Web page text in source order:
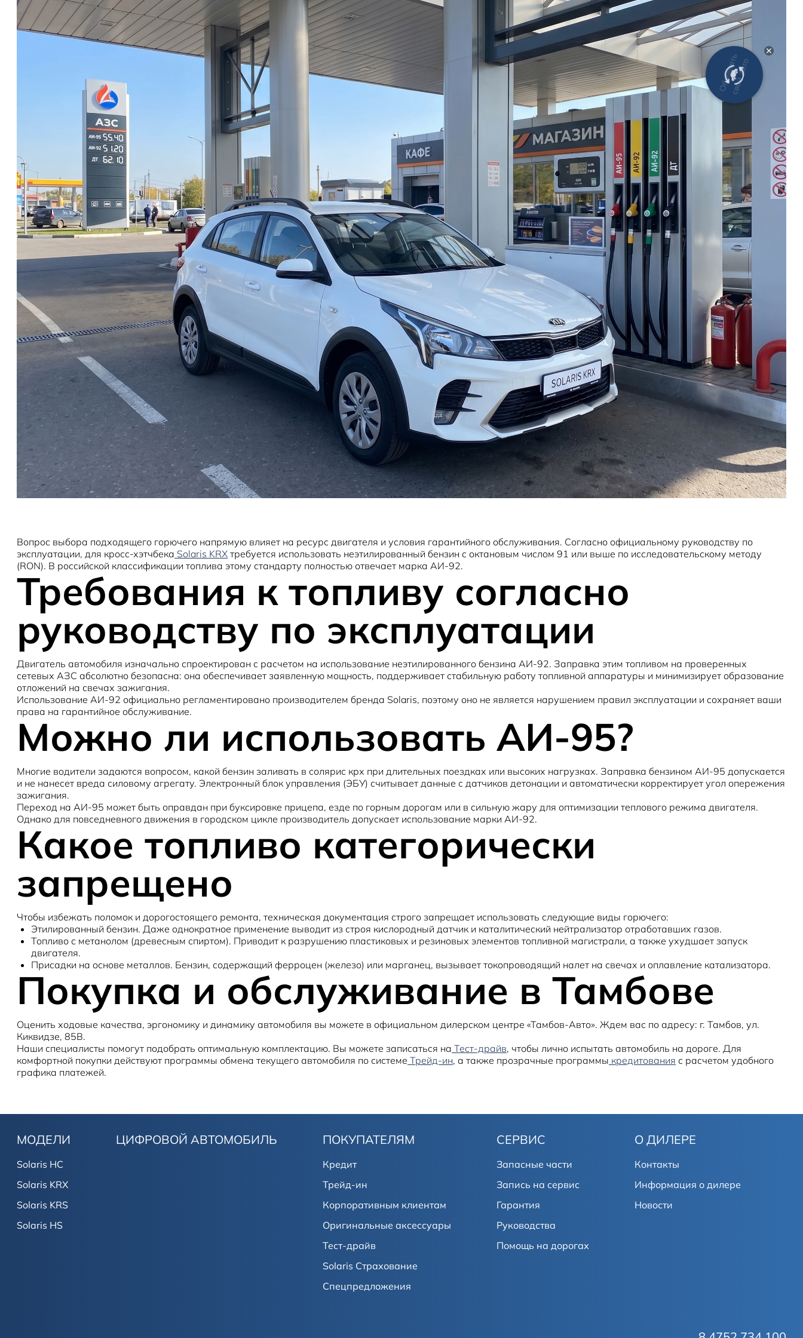
Вопрос выбора подходящего горючего напрямую влияет на ресурс двигателя и условия гарантийного обслуживания. Согласно официальному руководству по
эксплуатации, для кросс-хэтчбека Solaris KRX требуется использовать неэтилированный бензин с октановым числом 91 или выше по исследовательскому методу
(RON). В российской классификации топлива этому стандарту полностью отвечает марка АИ-92.
Требования к топливу согласно
руководству по эксплуатации
Двигатель автомобиля изначально спроектирован с расчетом на использование неэтилированного бензина АИ-92. Заправка этим топливом на проверенных
сетевых АЗС абсолютно безопасна: она обеспечивает заявленную мощность, поддерживает стабильную работу топливной аппаратуры и минимизирует образование
отложений на свечах зажигания.
Использование АИ-92 официально регламентировано производителем бренда Solaris, поэтому оно не является нарушением правил эксплуатации и сохраняет ваши
права на гарантийное обслуживание.
Можно ли использовать АИ-95?
Многие водители задаются вопросом, какой бензин заливать в солярис крх при длительных поездках или высоких нагрузках. Заправка бензином АИ-95 допускается
и не нанесет вреда силовому агрегату. Электронный блок управления (ЭБУ) считывает данные с датчиков детонации и автоматически корректирует угол опережения
зажигания.
Переход на АИ-95 может быть оправдан при буксировке прицепа, езде по горным дорогам или в сильную жару для оптимизации теплового режима двигателя.
Однако для повседневного движения в городском цикле производитель допускает использование марки АИ-92.
Какое топливо категорически
запрещено
Чтобы избежать поломок и дорогостоящего ремонта, техническая документация строго запрещает использовать следующие виды горючего:
Этилированный бензин. Даже однократное применение выводит из строя кислородный датчик и каталитический нейтрализатор отработавших газов.
Топливо с метанолом (древесным спиртом). Приводит к разрушению пластиковых и резиновых элементов топливной магистрали, а также ухудшает запуск
двигателя.
Присадки на основе металлов. Бензин, содержащий ферроцен (железо) или марганец, вызывает токопроводящий налет на свечах и оплавление катализатора.
Покупка и обслуживание в Тамбове
Оценить ходовые качества, эргономику и динамику автомобиля вы можете в официальном дилерском центре «Тамбов-Авто». Ждем вас по адресу: г. Тамбов, ул.
Киквидзе, 85В.
Наши специалисты помогут подобрать оптимальную комплектацию. Вы можете записаться на Тест-драйв, чтобы лично испытать автомобиль на дороге. Для
комфортной покупки действуют программы обмена текущего автомобиля по системе Трейд-ин, а также прозрачные программы кредитования с расчетом удобного
графика платежей.
МОДЕЛИ
Solaris HC
Solaris KRX
Solaris KRS
Solaris HS
ЦИФРОВОЙ АВТОМОБИЛЬ ПОКУПАТЕЛЯМ
Кредит
Трейд-ин
Корпоративным клиентам
Оригинальные аксессуары
Тест-драйв
Solaris Страхование
Спецпредложения
СЕРВИС
Запасные части
Запись на сервис
Гарантия
Руководства
Помощь на дорогах
О ДИЛЕРЕ
Контакты
Информация о дилере
Новости